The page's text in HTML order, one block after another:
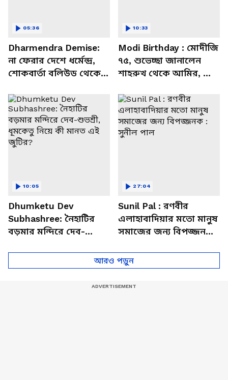
Dharmendra Demise:
না ফেরার দেশে ধর্মেন্দ্র,
শোকবার্তা বলিউড থেকে
05:36
Modi Birthday : মোদীজি
৭৫, শুভেচ্ছা জানালেন
শাহরুখ থেকে আমির, কী
10:33
Dhumketu Dev
Subhashree: নৈহাটির
বড়মার মন্দিরে দেব-
10:05
Sunil Pal : রণবীর
এলাহাবাদিয়ার মতো মানুষ
সমাজের জন্য বিপজ্জনক :
27:04
আরও পড়ুন